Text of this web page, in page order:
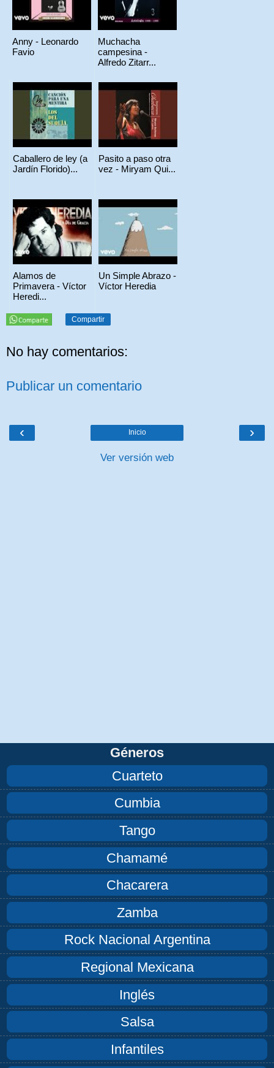
Anny - Leonardo
Favio
Muchacha
campesina -
Alfredo Zitarr...
Caballero de ley (a
Jardín Florido)...
Pasito a paso otra
vez - Miryam Qui...
Alamos de
Primavera - Víctor
Heredi...
Un Simple Abrazo -
Víctor Heredia
Compartir
No hay comentarios:
Publicar un comentario
‹ ›
Inicio
Ver versión web
Géneros
Cuarteto
Cumbia
Tango
Chamamé
Chacarera
Zamba
Rock Nacional Argentina
Regional Mexicana
Inglés
Salsa
Infantiles